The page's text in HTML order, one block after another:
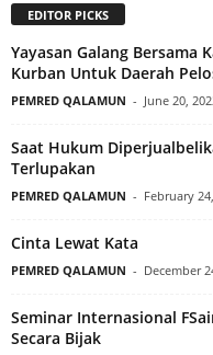
EDITOR PICKS
Yayasan Galang Bersama
Kurban Untuk Daerah
PEMRED QALAMUN - June 20,
Saat Hukum
Terlupakan
PEMRED QALAMUN - February
Cinta Lewat Kata
PEMRED QALAMUN - December
Seminar Internasional
Secara Bijak